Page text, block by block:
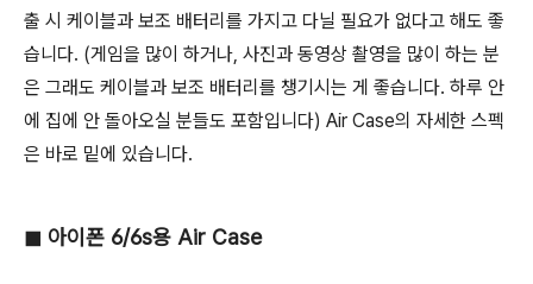
출 시 케이블과 보조 배터리를 가지고 다닐 필요가 없다고 해도 좋
습니다. (게임을 많이 하거나, 사진과 동영상 촬영을 많이 하는 분
은 그래도 케이블과 보조 배터리를 챙기시는 게 좋습니다. 하루 안
에 집에 안 돌아오실 분들도 포함입니다) Air Case의 자세한 스펙
은 바로 밑에 있습니다.
◼ 아이폰 6/6s용 Air Case